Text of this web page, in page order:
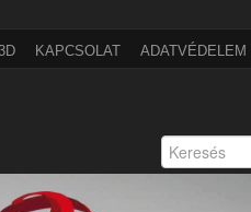
KAPCSOLAT ADATVÉDELEM